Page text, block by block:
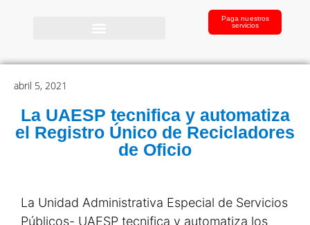
Paga nuestros
servicios
abril 5, 2021
La UAESP tecnifica y automatiza
el Registro Único de Recicladores
de Oficio
La Unidad Administrativa Especial de Servicios
Públicos- UAESP tecnifica y automatiza los